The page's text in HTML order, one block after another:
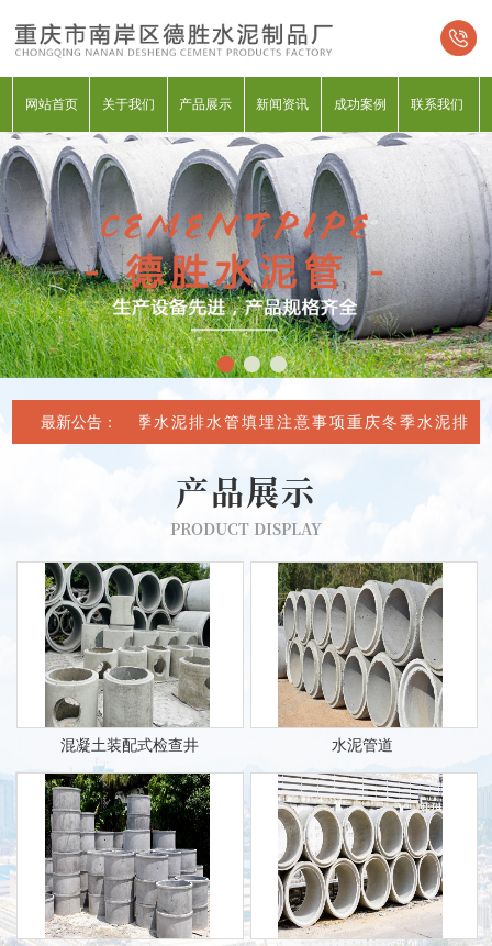
网站首页 关于我们 产品展示 新闻资讯 成功案例 联系我们
最新公告：
重庆冬季水泥排水管填埋注意事项重庆冬季水泥排水
产品展示
PRODUCT DISPLAY
混凝土装配式检查井 水泥管道